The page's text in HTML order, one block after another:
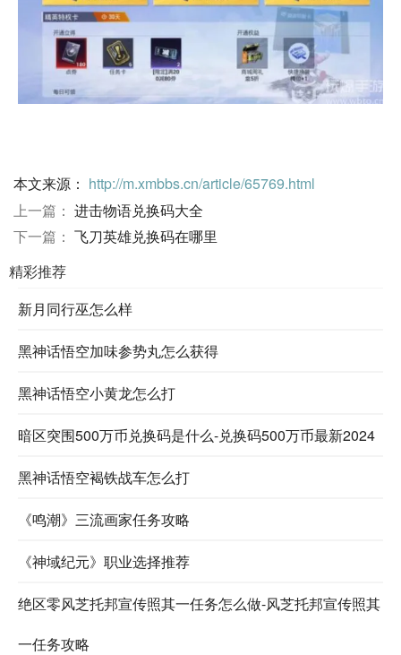
本文来源： http://m.xmbbs.cn/article/65769.html
上一篇： 进击物语兑换码大全
下一篇： 飞刀英雄兑换码在哪里
精彩推荐
新月同行巫怎么样
黑神话悟空加味参势丸怎么获得
黑神话悟空小黄龙怎么打
暗区突围500万币兑换码是什么-兑换码500万币最新2024
黑神话悟空褐铁战车怎么打
《鸣潮》三流画家任务攻略
《神域纪元》职业选择推荐
绝区零风芝托邦宣传照其一任务怎么做-风芝托邦宣传照其
一任务攻略